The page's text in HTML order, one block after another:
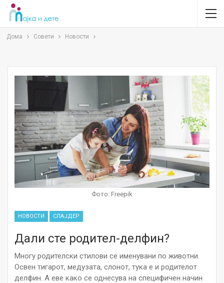
Дома Совети Новости
Фото: Freepik
НОВОСТИ СЛАЈДЕР
Дали сте родител-делфин?
Многу родителски стилови се именувани по животни.
Освен тигарот, медузата, слонот, тука е и родителот
делфин. А еве како се однесува на специфичен начин